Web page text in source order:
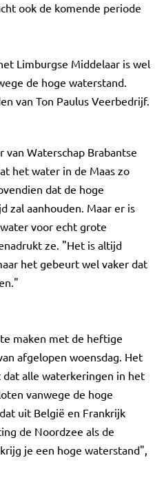
ook de komende periode
Limburgse Middelaar is wel
de hoge waterstand.
van Ton Paulus Veerbedrijf.
Waterschap Brabantse
het water in de Maas zo
dat de hoge
zal aanhouden. Maar er is
voor echt grote
ze. "Het is altijd
het gebeurt wel vaker dat
maken met de heftige
afgelopen woensdag. Het
alle waterkeringen in het
vanwege de hoge
uit België en Frankrijk
de Noordzee als de
je een hoge waterstand",